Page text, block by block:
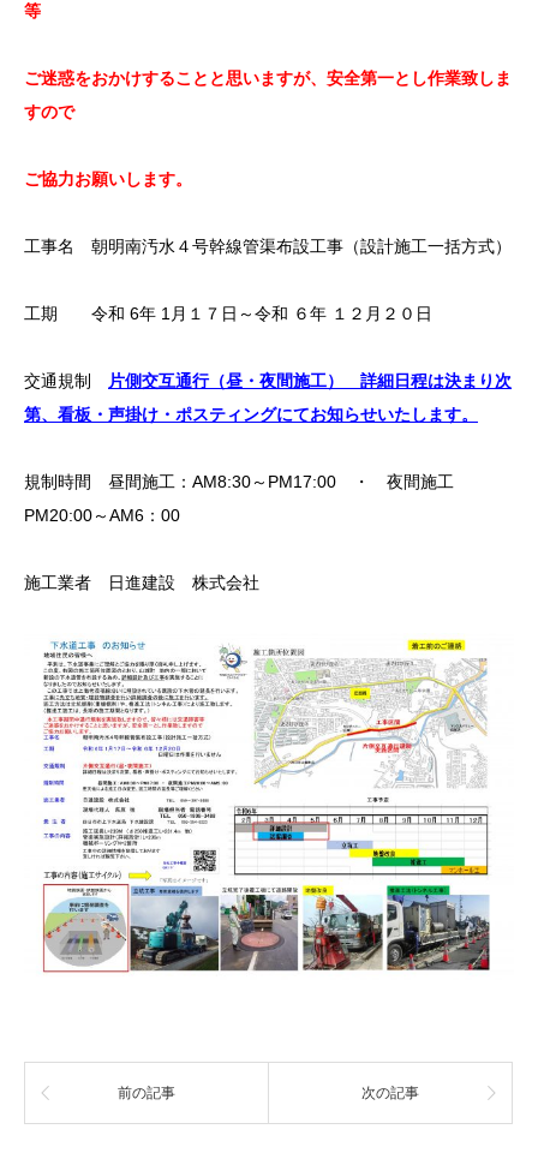
等
ご迷惑をおかけすることと思いますが、安全第一とし作業致しま
すので
ご協力お願いします。
工事名 朝明南汚水４号幹線管渠布設工事（設計施工一括方式）
工期 令和 6年 1月１７日～令和 ６年 １２月２０日
交通規制
片側交互通行（昼・夜間施工） 詳細日程は決まり次
第、看板・声掛け・ポスティングにてお知らせいたします。
規制時間 昼間施工：AM8:30～PM17:00 ・ 夜間施工
PM20:00～AM6：00
施工業者 日進建設 株式会社
前の記事 次の記事